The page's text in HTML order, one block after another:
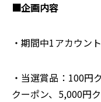
■企画内容
・期間中1アカウン
・当選賞品：100円
クーポン、5,000円